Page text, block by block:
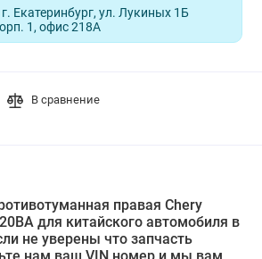
Екатеринбург, ул. Лукиных 1Б
1, офис 218А
В сравнение
правая Chery
для китайского автомобиля в
не уверены что запчасть